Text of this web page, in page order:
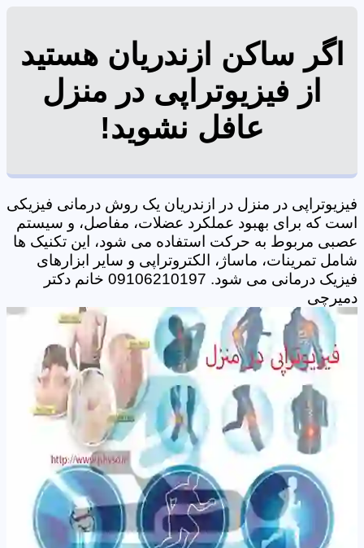
اگر ساکن ازندریان هستید
از فیزیوتراپی در منزل
عافل نشوید!
فیزیوتراپی در منزل در ازندریان یک روش درمانی فیزیکی
است که برای بهبود عملکرد عضلات، مفاصل، و سیستم
عصبی مربوط به حرکت استفاده می شود، این تکنیک ها
شامل تمرینات، ماساژ، الکتروتراپی و سایر ابزارهای
فیزیک درمانی می شود. 09106210197 خانم دکتر
دمیرچی